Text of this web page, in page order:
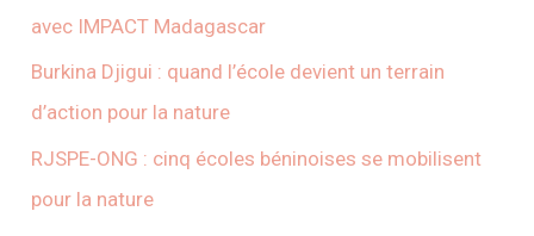
avec IMPACT Madagascar
Burkina Djigui : quand l’école devient un terrain
d’action pour la nature
RJSPE-ONG : cinq écoles béninoises se mobilisent
pour la nature